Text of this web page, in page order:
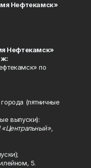
Нефтекамск»
Нефтекамск»
по
(пятничные
выпуски):
5.